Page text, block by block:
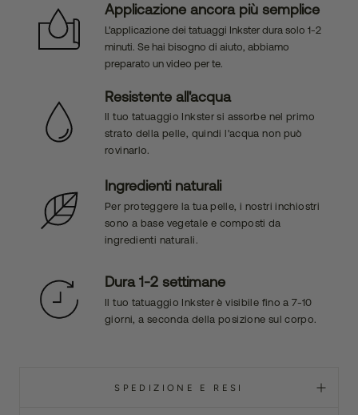
Applicazione ancora più semplice
L'applicazione dei tatuaggi Inkster dura solo 1-2
minuti. Se hai bisogno di aiuto, abbiamo
preparato un video per te.
Resistente all'acqua
Il tuo tatuaggio Inkster si assorbe nel primo
strato della pelle, quindi l'acqua non può
rovinarlo.
Ingredienti naturali
Per proteggere la tua pelle, i nostri inchiostri
sono a base vegetale e composti da
ingredienti naturali.
Dura 1-2 settimane
Il tuo tatuaggio Inkster è visibile fino a 7-10
giorni, a seconda della posizione sul corpo.
SPEDIZIONE E RESI